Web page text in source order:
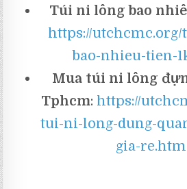
Túi ni lông bao
https://
bao-nhieu-tien-
Mua túi ni lông
Tphcm: https://
tui-ni-long-dung-
gia-